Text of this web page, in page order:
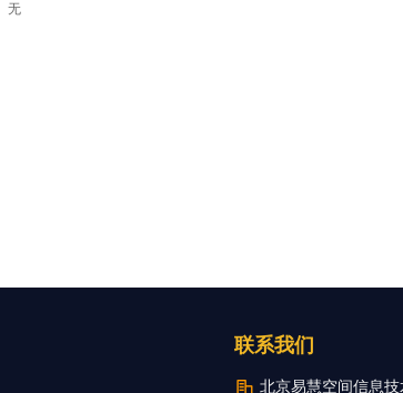
无
北京易慧空间信息技
联系我们